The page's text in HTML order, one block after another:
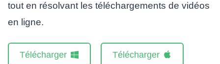
tout en résolvant les téléchargements de vidéos
en ligne.
Télécharger Télécharger